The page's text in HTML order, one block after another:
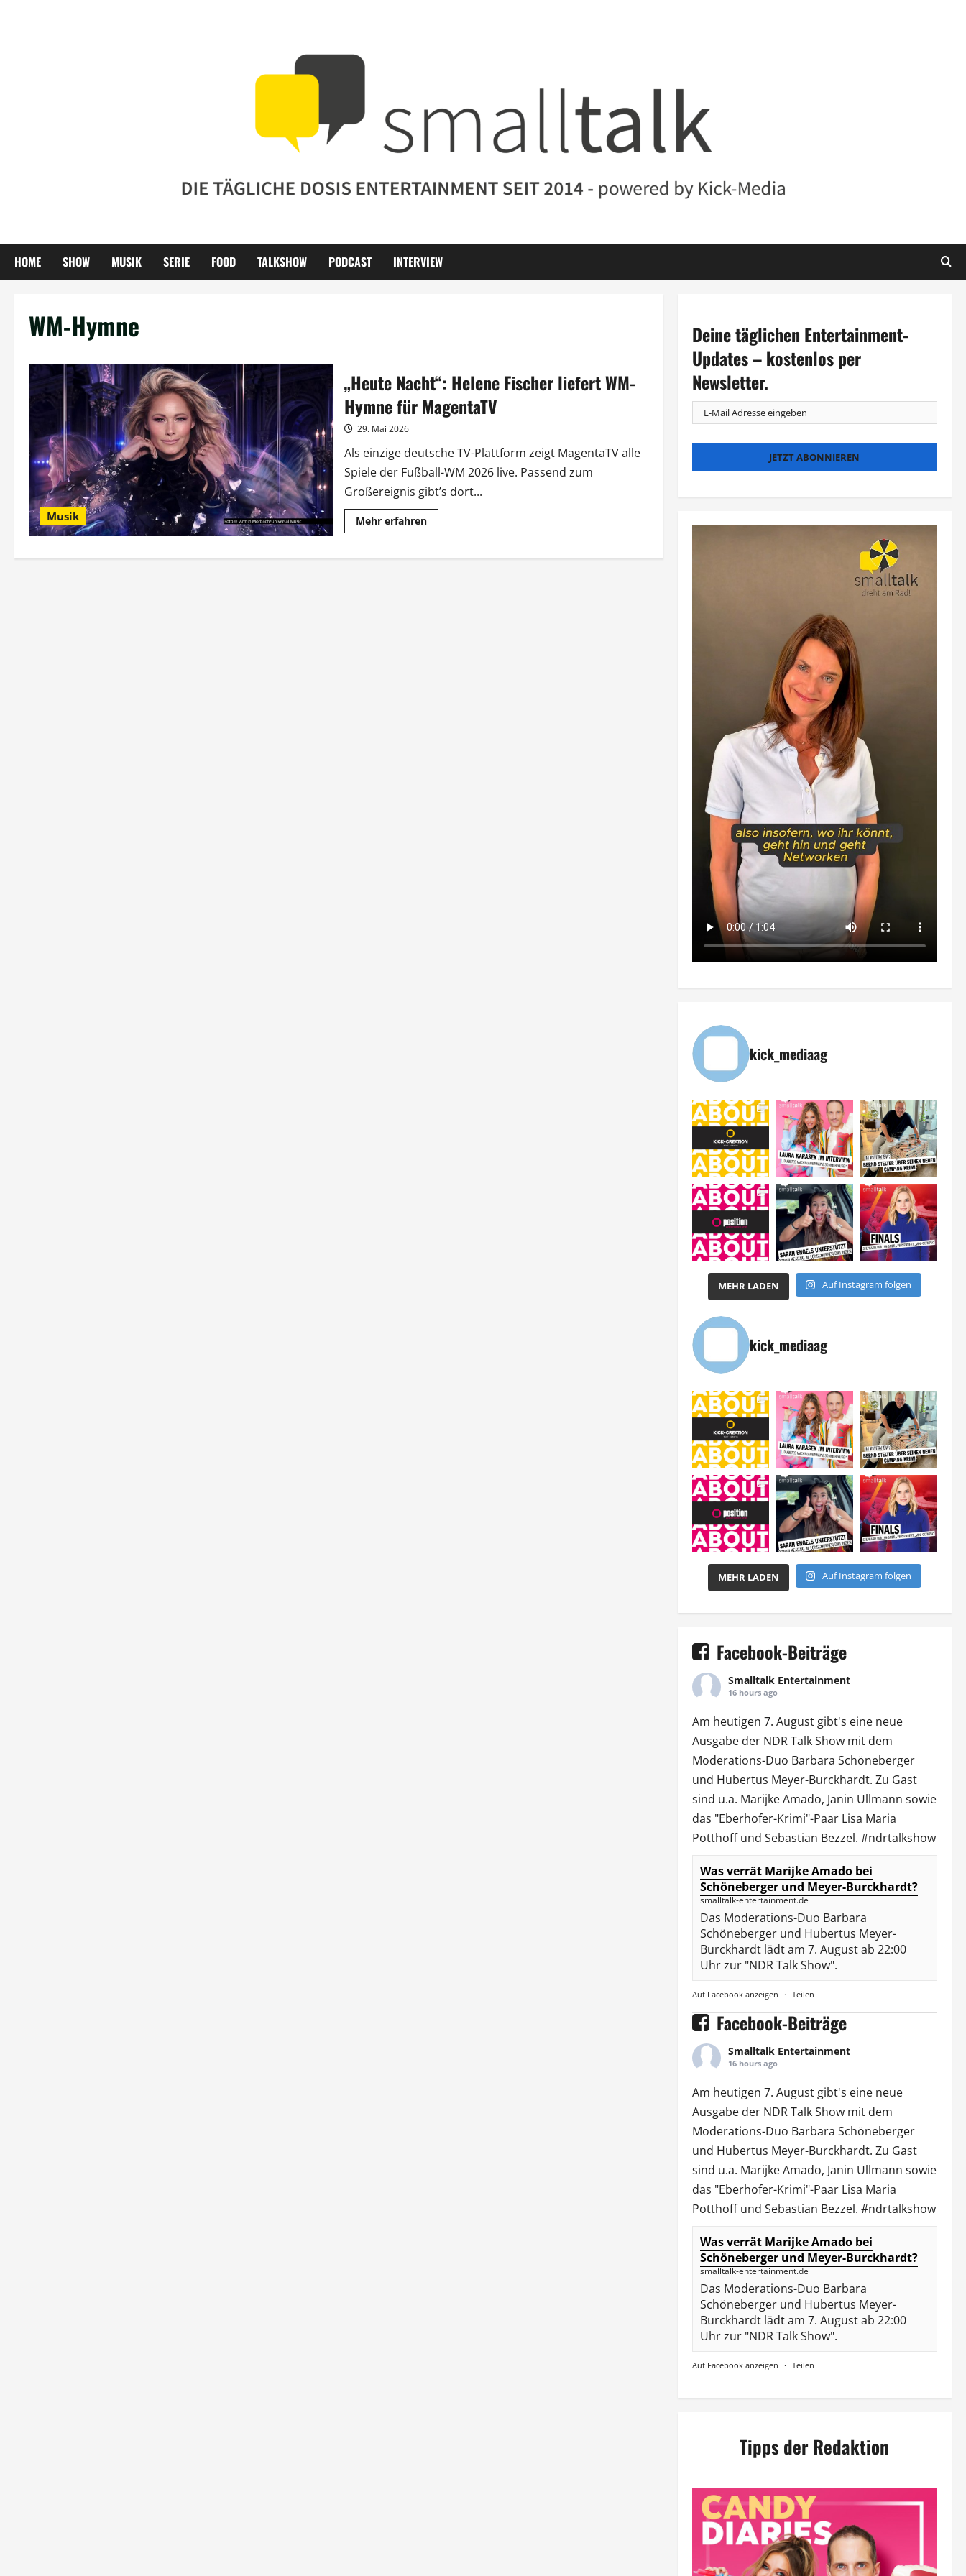
HOME SHOW MUSIK SERIE FOOD TALKSHOW PODCAST INTERVIEW
WM-Hymne
Musik
„Heute Nacht“: Helene Fischer liefert WM-
Hymne für MagentaTV
29. Mai 2026
Als einzige deutsche TV-Plattform zeigt MagentaTV alle
Spiele der Fußball-WM 2026 live. Passend zum
Großereignis gibt’s dort...
Mehr erfahrenMehr
Informationen
Nacht“:
Deine täglichen Entertainment-
Updates – kostenlos per
Newsletter.
kick_mediaag
MEHR LADEN Auf Instagram folgen
kick_mediaag
MEHR LADEN Auf Instagram folgen
Facebook-Beiträge
Smalltalk Entertainment
16 hours ago
Am heutigen 7. August gibt's eine neue
Ausgabe der NDR Talk Showmit dem
Moderations-Duo Barbara Schöneberger
und Hubertus Meyer-Burckhardt. Zu Gast
sind u.a. Marijke Amado, Janin Ullmann sowie
das "Eberhofer-Krimi"-Paar Lisa Maria
Potthoff und Sebastian Bezzel. #ndrtalkshow
Was verrät Marijke Amado bei
Schöneberger und Meyer-Burckhardt?
smalltalk-entertainment.de
Das Moderations-Duo Barbara
Schöneberger und Hubertus Meyer-
Burckhardt lädt am 7. August ab 22:00
Uhr zur "NDR Talk Show".
Auf Facebook anzeigen · Teilen
Facebook-Beiträge
Smalltalk Entertainment
16 hours ago
Am heutigen 7. August gibt's eine neue
Ausgabe der NDR Talk Showmit dem
Moderations-Duo Barbara Schöneberger
und Hubertus Meyer-Burckhardt. Zu Gast
sind u.a. Marijke Amado, Janin Ullmann sowie
das "Eberhofer-Krimi"-Paar Lisa Maria
Potthoff und Sebastian Bezzel. #ndrtalkshow
Was verrät Marijke Amado bei
Schöneberger und Meyer-Burckhardt?
smalltalk-entertainment.de
Das Moderations-Duo Barbara
Schöneberger und Hubertus Meyer-
Burckhardt lädt am 7. August ab 22:00
Uhr zur "NDR Talk Show".
Auf Facebook anzeigen · Teilen
Tipps der Redaktion